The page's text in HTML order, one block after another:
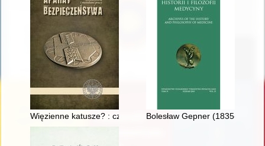
Więzienne katusze? : czas wolny w zakładach karnych (1945-
Bolesław Gepner (1835-